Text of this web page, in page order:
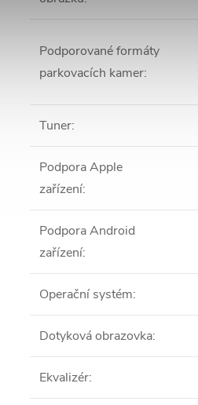
Podporované formáty
parkovacích kamer:
Tuner:
Podpora Apple
zařízení:
Podpora Android
zařízení:
Operační systém:
Dotyková obrazovka:
Ekvalizér: